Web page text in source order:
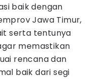
baik dengan
Jawa Timur,
serta tentunya
memastikan
rencana dan
baik dari segi